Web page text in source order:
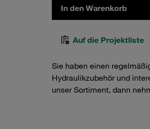
In den Warenkorb
Auf die Projektliste
Sie haben einen
Hydraulikzubehör und
unser Sortiment, dann